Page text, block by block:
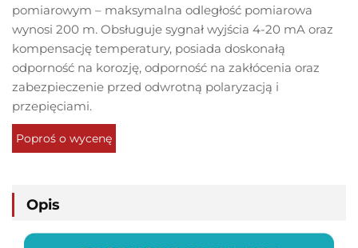
pomiarowym – maksymalna odległość pomiarowa
wynosi 200 m. Obsługuje sygnał wyjścia 4-20 mA oraz
kompensację temperatury, posiada doskonałą
odporność na korozję, odporność na zakłócenia oraz
zabezpieczenie przed odwrotną polaryzacją i
przepięciami.
Poproś o wycenę
Opis